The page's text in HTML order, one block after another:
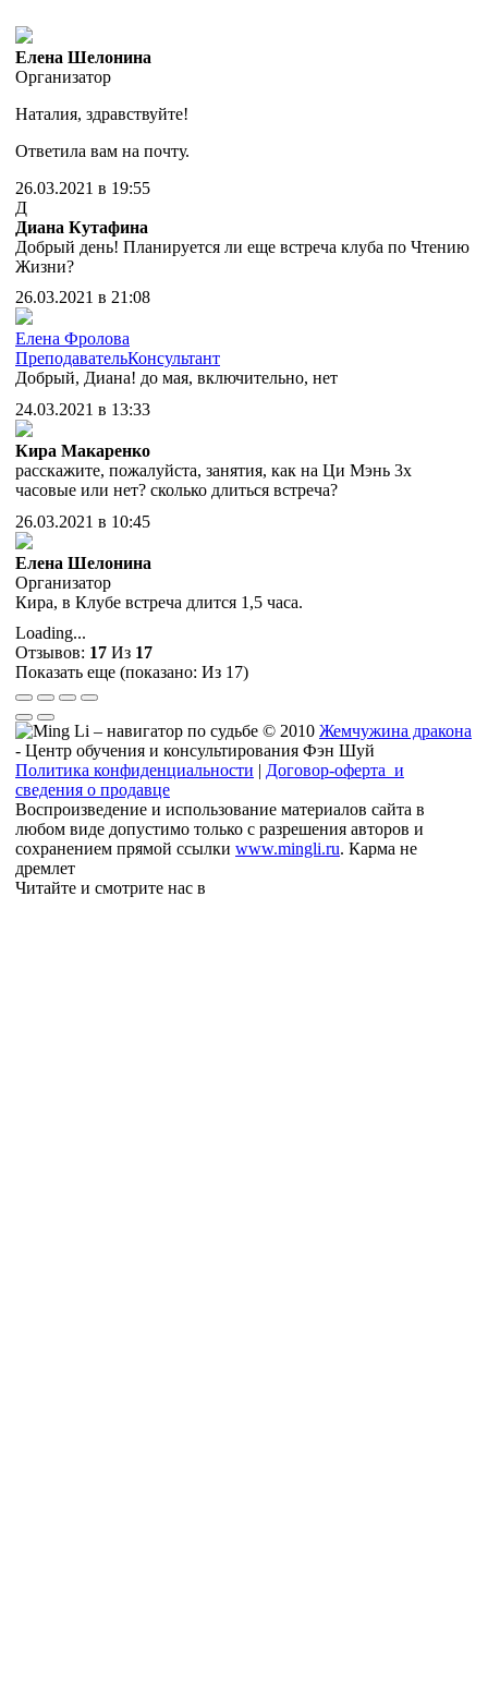
Елена Шелонина
Организатор
Наталия, здравствуйте!
Ответила вам на почту.
26.03.2021 в 19:55
Д
Диана Кутафина
Добрый день! Планируется ли еще встреча клуба по Чтению
Жизни?
26.03.2021 в 21:08
Елена Фролова
ПреподавательКонсультант
Добрый, Диана! до мая, включительно, нет
24.03.2021 в 13:33
Кира Макаренко
расскажите, пожалуйста, занятия, как на Ци Мэнь 3х
часовые или нет? сколько длиться встреча?
26.03.2021 в 10:45
Елена Шелонина
Организатор
Кира, в Клубе встреча длится 1,5 часа.
Loading...
Отзывов: 17 Из 17
Показать еще (показано: Из 17)
© 2010 Жемчужина дракона
- Центр обучения и консультирования Фэн Шуй
Политика конфиденциальности | Договор-оферта и
сведения о продавце
Воспроизведение и использование материалов сайта в
любом виде допустимо только с разрешения авторов и
сохранением прямой ссылки www.mingli.ru. Карма не
дремлет
Читайте и смотрите нас в